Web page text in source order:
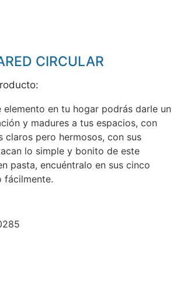
CIRCULAR
elemento en tu hogar podrás darle un
y madures a tus espacios, con
claros pero hermosos, con sus
lo simple y bonito de este
pasta, encuéntralo en sus cinco
fácilmente.